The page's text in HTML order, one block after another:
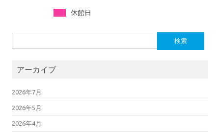
休館日
アーカイブ
2026年7月
2026年5月
2026年4月